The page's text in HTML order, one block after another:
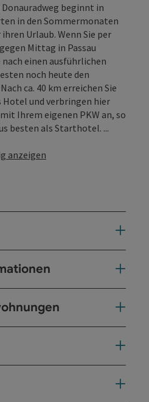
beginnt in
in den Sommermonaten
Urlaub. Wenn Sie per
Mittag in Passau
einen ausführlichen
noch heute den
ca. 40 km erreichen Sie
und verbringen hier
Ihrem eigenen PKW an, so
besten als Starthotel. ...
anzeigen